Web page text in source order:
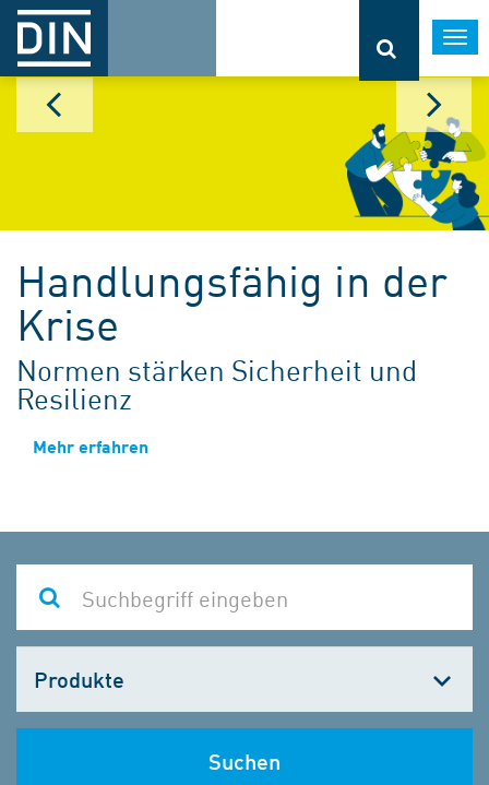
Handlungsfähig in der
Krise
Normen stärken Sicherheit und
Resilienz
Mehr erfahren
wählen
Suchen